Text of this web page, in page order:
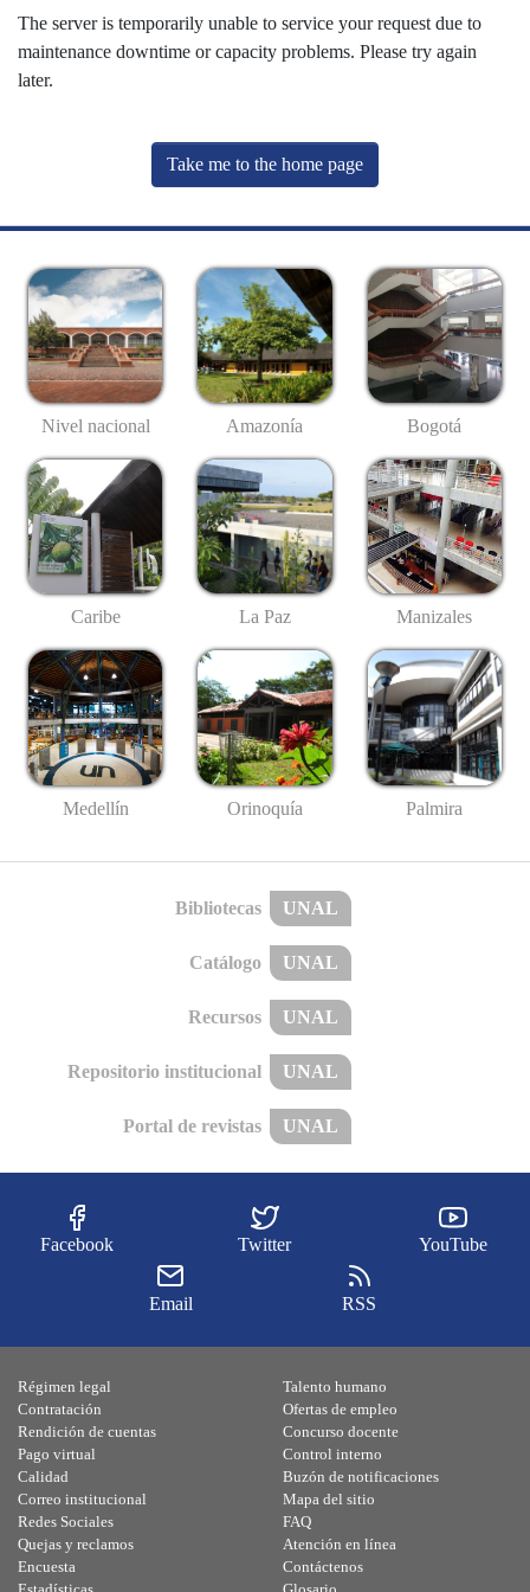
The server is temporarily unable to service your request due to
maintenance downtime or capacity problems. Please try again
later.
Take me to the home page
Nivel nacional Amazonía Bogotá
Caribe La Paz Manizales
Medellín Orinoquía Palmira
Bibliotecas UNAL
Catálogo UNAL
Recursos UNAL
Repositorio institucional UNAL
Portal de revistas UNAL
Facebook Twitter YouTube
Email RSS
Régimen legal
Contratación
Rendición de cuentas
Pago virtual
Calidad
Talento humano
Ofertas de empleo
Concurso docente
Control interno
Buzón de notificaciones
Correo institucional
Redes Sociales
Quejas y reclamos
Encuesta
Mapa del sitio
FAQ
Atención en línea
Contáctenos